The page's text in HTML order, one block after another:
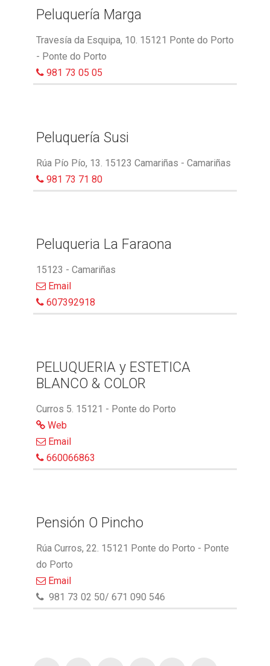
Peluquería Marga
Travesía da Esquipa, 10. 15121 Ponte do Porto
- Ponte do Porto
981 73 05 05
Peluquería Susi
Rúa Pío Pío, 13. 15123 Camariñas - Camariñas
981 73 71 80
Peluqueria La Faraona
15123 - Camariñas
Email
607392918
PELUQUERIA y ESTETICA
BLANCO & COLOR
Curros 5. 15121 - Ponte do Porto
Web
Email
660066863
Pensión O Pincho
Rúa Curros, 22. 15121 Ponte do Porto - Ponte
do Porto
Email
981 73 02 50/ 671 090 546